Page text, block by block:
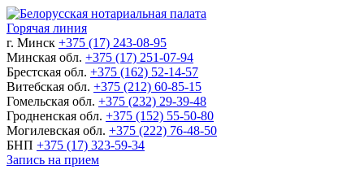
Горячая линия
г. Минск +375 (17) 243-08-95
Минская обл. +375 (17) 251-07-94
Брестская обл. +375 (162) 52-14-57
Витебская обл. +375 (212) 60-85-15
Гомельская обл. +375 (232) 29-39-48
Гродненская обл. +375 (152) 55-50-80
Могилевская обл. +375 (222) 76-48-50
БНП +375 (17) 323-59-34
Запись на прием